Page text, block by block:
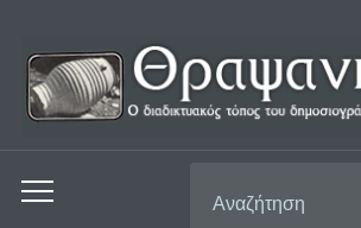
Εναλλαγή
για: